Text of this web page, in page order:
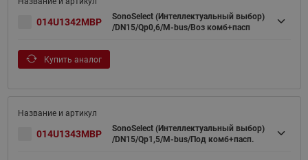
014U1342MBP
SonoSelect (Интеллектуальный выбор)
/DN15/Qp0,6/M-bus/Воз комб+пасп
Купить аналог
014U1343MBP
SonoSelect (Интеллектуальный выбор)
/DN15/Qp1,5/M-bus/Под комб+пасп.